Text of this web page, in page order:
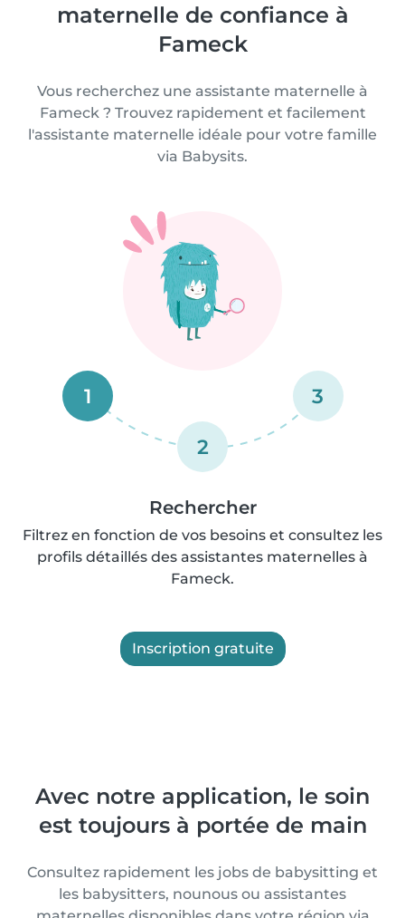
maternelle de confiance à
Fameck
Vous recherchez une assistante maternelle à
Fameck ? Trouvez rapidement et facilement
l'assistante maternelle idéale pour votre famille
via Babysits.
1
2
3
Rechercher
Filtrez en fonction de vos besoins et consultez les
profils détaillés des assistantes maternelles à
Fameck.
Inscription gratuite
Avec notre application, le soin
est toujours à portée de main
Consultez rapidement les jobs de babysitting et
les babysitters, nounous ou assistantes